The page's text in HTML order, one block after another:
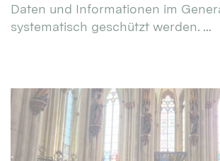
Daten und Informationen im
systematisch geschützt werden. ...